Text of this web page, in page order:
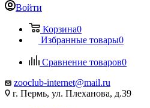
Войти
Корзина0
Избранные товары0
Сравнение товаров0
zooclub-internet@mail.ru
г. Пермь, ул. Плеханова, д.39